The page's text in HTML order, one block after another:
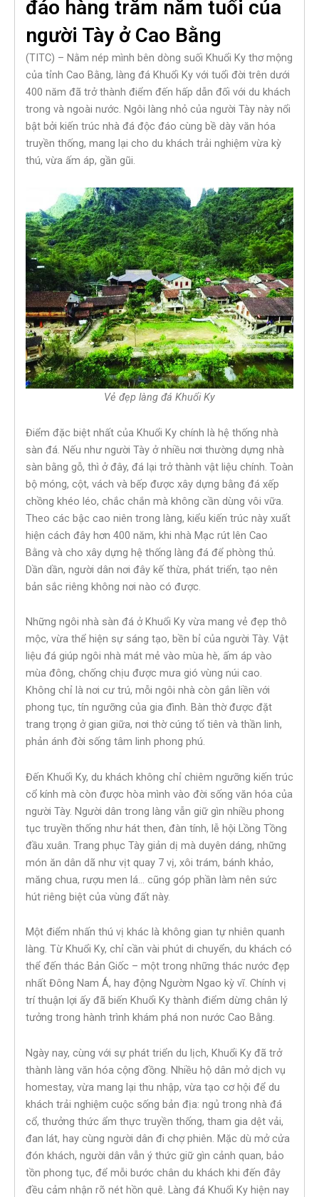
đáo hàng trăm năm tuổi của
người Tày ở Cao Bằng
(TITC) – Nằm nép mình bên dòng suối Khuổi Ky thơ mộng
của tỉnh Cao Bằng, làng đá Khuổi Ky với tuổi đời trên dưới
400 năm đã trở thành điểm đến hấp dẫn đối với du khách
trong và ngoài nước. Ngôi làng nhỏ của người Tày này nổi
bật bởi kiến trúc nhà đá độc đáo cùng bề dày văn hóa
truyền thống, mang lại cho du khách trải nghiệm vừa kỳ
thú, vừa ấm áp, gần gũi.
Vẻ đẹp làng đá Khuổi Ky
Điểm đặc biệt nhất của Khuổi Ky chính là hệ thống nhà
sàn đá. Nếu như người Tày ở nhiều nơi thường dựng nhà
sàn bằng gỗ, thì ở đây, đá lại trở thành vật liệu chính. Toàn
bộ móng, cột, vách và bếp được xây dựng bằng đá xếp
chồng khéo léo, chắc chắn mà không cần dùng vôi vữa.
Theo các bậc cao niên trong làng, kiểu kiến trúc này xuất
hiện cách đây hơn 400 năm, khi nhà Mạc rút lên Cao
Bằng và cho xây dựng hệ thống làng đá để phòng thủ.
Dần dần, người dân nơi đây kế thừa, phát triển, tạo nên
bản sắc riêng không nơi nào có được.
Những ngôi nhà sàn đá ở Khuổi Ky vừa mang vẻ đẹp thô
mộc, vừa thể hiện sự sáng tạo, bền bỉ của người Tày. Vật
liệu đá giúp ngôi nhà mát mẻ vào mùa hè, ấm áp vào
mùa đông, chống chịu được mưa gió vùng núi cao.
Không chỉ là nơi cư trú, mỗi ngôi nhà còn gắn liền với
phong tục, tín ngưỡng của gia đình. Bàn thờ được đặt
trang trọng ở gian giữa, nơi thờ cúng tổ tiên và thần linh,
phản ánh đời sống tâm linh phong phú.
Đến Khuổi Ky, du khách không chỉ chiêm ngưỡng kiến trúc
cổ kính mà còn được hòa mình vào đời sống văn hóa của
người Tày. Người dân trong làng vẫn giữ gìn nhiều phong
tục truyền thống như hát then, đàn tính, lễ hội Lồng Tồng
đầu xuân. Trang phục Tày giản dị mà duyên dáng, những
món ăn dân dã như vịt quay 7 vị, xôi trám, bánh khảo,
măng chua, rượu men lá… cũng góp phần làm nên sức
hút riêng biệt của vùng đất này.
Một điểm nhấn thú vị khác là không gian tự nhiên quanh
làng. Từ Khuổi Ky, chỉ cần vài phút di chuyển, du khách có
thể đến thác Bản Giốc – một trong những thác nước đẹp
nhất Đông Nam Á, hay động Ngườm Ngao kỳ vĩ. Chính vị
trí thuận lợi ấy đã biến Khuổi Ky thành điểm dừng chân lý
tưởng trong hành trình khám phá non nước Cao Bằng.
Ngày nay, cùng với sự phát triển du lịch, Khuổi Ky đã trở
thành làng văn hóa cộng đồng. Nhiều hộ dân mở dịch vụ
homestay, vừa mang lại thu nhập, vừa tạo cơ hội để du
khách trải nghiệm cuộc sống bản địa: ngủ trong nhà đá
cổ, thưởng thức ẩm thực truyền thống, tham gia dệt vải,
đan lát, hay cùng người dân đi chợ phiên. Mặc dù mở cửa
đón khách, người dân vẫn ý thức giữ gìn cảnh quan, bảo
tồn phong tục, để mỗi bước chân du khách khi đến đây
đều cảm nhận rõ nét hồn quê. Làng đá Khuổi Ky hiện nay